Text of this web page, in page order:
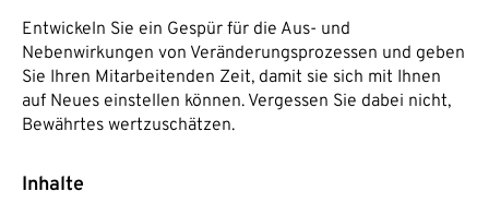
Entwickeln Sie ein Gespür für die Aus- und
Nebenwirkungen von Veränderungsprozessen und geben
Sie Ihren Mitarbeitenden Zeit, damit sie sich mit Ihnen
auf Neues einstellen können. Vergessen Sie dabei nicht,
Bewährtes wertzuschätzen.
Inhalte